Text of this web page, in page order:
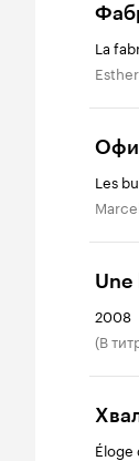
La
Les
2008
(в
Éloge